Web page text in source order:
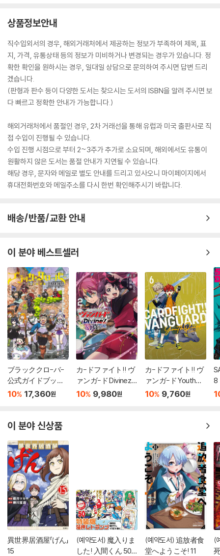
상품정보안내
직수입외서의 경우, 해외거래처에서 제공하는 정보가 부족하여 제목, 표
지, 가격, 유통상태 등의 정보가 미비하거나 변경되는 경우가 있습니다. 정
확한 확인을 원하시는 경우, 일대일 상담으로 문의하여 주시면 답변 드리
겠습니다.
(판형과 판수 등이 다양한 도서는 찾으시는 도서의 ISBN을 알려 주시면 보
다 빠르고 정확한 안내가 가능합니다.)
해외거래처에서 품절인 경우, 2차 거래선을 통해 유럽과 미국 출판사로 직
접 수입이 진행될 수 있습니다.
수입 진행 시점으로 부터 2~3주가 추가로 소요되며, 해외에서도 유통이
원활하지 않은 도서는 품절 안내가 지연될 수 있습니다.
해당 경우, 문자와 메일로 별도 안내를 드리고 있사오니 마이페이지에서
휴대전화번호와 메일주소를 다시 한번 확인해주시기 바랍니다.
배송/반품/교환 안내
이 분야 베스트셀러
ブラッククロ-バ-
公式ガイドブック
完全魔導書
10% 17,360원
カ-ドファイト!! ヴ
ァンガ-ド Divinez
幻眞覺醒編 2
10% 9,980원
カ-ドファイト!! ヴ
ァンガ-ド YouthQu
ake 6
10% 9,760원
8
이 분야 신상품
異世界居酒屋「げん」
15
(예약도서) 魔入りま
した! 入間くん 50
(예약도서) 追放者食
堂へようこそ! 11
(